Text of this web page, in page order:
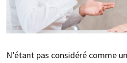
N’étant pas considéré comme